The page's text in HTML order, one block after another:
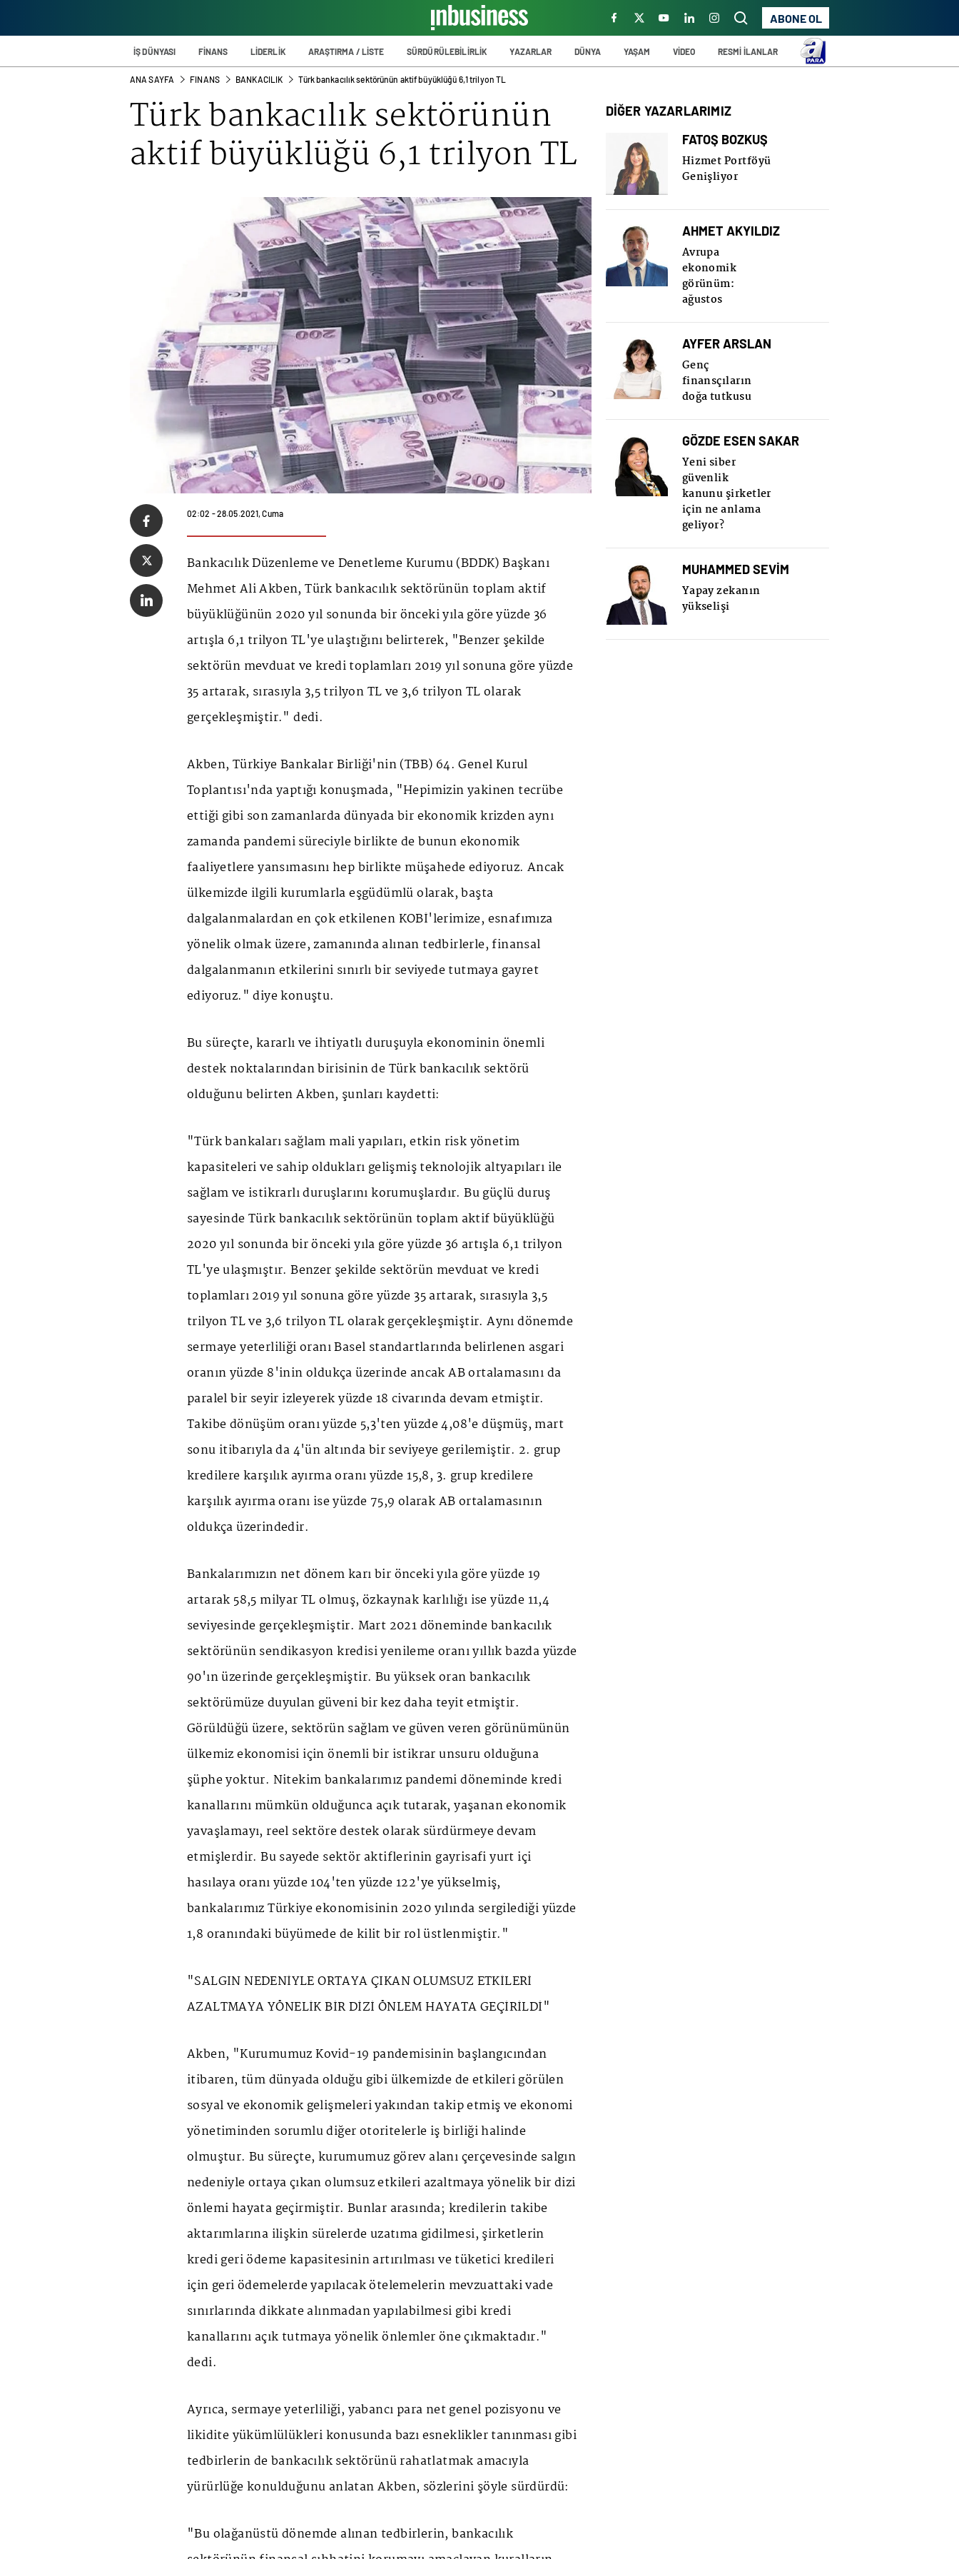
ABONE OL
İŞ DÜNYASI FİNANS LİDERLİK ARAŞTIRMA / LİSTE SÜRDÜRÜLEBİLİRLİK YAZARLAR DÜNYA YAŞAM VİDEO RESMİ İLANLAR
ANA SAYFA FINANS BANKACILIK Türk bankacılık sektörünün aktif büyüklüğü 6,1 trilyon TL
Türk bankacılık sektörünün
aktif büyüklüğü 6,1 trilyon TL
02:02 - 28.05.2021, Cuma
Bankacılık Düzenleme ve Denetleme Kurumu (BDDK) Başkanı
Mehmet Ali Akben, Türk bankacılık sektörünün toplam aktif
büyüklüğünün 2020 yıl sonunda bir önceki yıla göre yüzde 36
artışla 6,1 trilyon TL'ye ulaştığını belirterek, "Benzer şekilde
sektörün mevduat ve kredi toplamları 2019 yıl sonuna göre yüzde
35 artarak, sırasıyla 3,5 trilyon TL ve 3,6 trilyon TL olarak
gerçekleşmiştir." dedi.
Akben, Türkiye Bankalar Birliği'nin (TBB) 64. Genel Kurul
Toplantısı'nda yaptığı konuşmada, "Hepimizin yakinen tecrübe
ettiği gibi son zamanlarda dünyada bir ekonomik krizden aynı
zamanda pandemi süreciyle birlikte de bunun ekonomik
faaliyetlere yansımasını hep birlikte müşahede ediyoruz. Ancak
ülkemizde ilgili kurumlarla eşgüdümlü olarak, başta
dalgalanmalardan en çok etkilenen KOBİ'lerimize, esnafımıza
yönelik olmak üzere, zamanında alınan tedbirlerle, finansal
dalgalanmanın etkilerini sınırlı bir seviyede tutmaya gayret
ediyoruz." diye konuştu.
Bu süreçte, kararlı ve ihtiyatlı duruşuyla ekonominin önemli
destek noktalarından birisinin de Türk bankacılık sektörü
olduğunu belirten Akben, şunları kaydetti:
"Türk bankaları sağlam mali yapıları, etkin risk yönetim
kapasiteleri ve sahip oldukları gelişmiş teknolojik altyapıları ile
sağlam ve istikrarlı duruşlarını korumuşlardır. Bu güçlü duruş
sayesinde Türk bankacılık sektörünün toplam aktif büyüklüğü
2020 yıl sonunda bir önceki yıla göre yüzde 36 artışla 6,1 trilyon
TL'ye ulaşmıştır. Benzer şekilde sektörün mevduat ve kredi
toplamları 2019 yıl sonuna göre yüzde 35 artarak, sırasıyla 3,5
trilyon TL ve 3,6 trilyon TL olarak gerçekleşmiştir. Aynı dönemde
sermaye yeterliliği oranı Basel standartlarında belirlenen asgari
oranın yüzde 8'inin oldukça üzerinde ancak AB ortalamasını da
paralel bir seyir izleyerek yüzde 18 civarında devam etmiştir.
Takibe dönüşüm oranı yüzde 5,3'ten yüzde 4,08'e düşmüş, mart
sonu itibarıyla da 4'ün altında bir seviyeye gerilemiştir. 2. grup
kredilere karşılık ayırma oranı yüzde 15,8, 3. grup kredilere
karşılık ayırma oranı ise yüzde 75,9 olarak AB ortalamasının
oldukça üzerindedir.
Bankalarımızın net dönem karı bir önceki yıla göre yüzde 19
artarak 58,5 milyar TL olmuş, özkaynak karlılığı ise yüzde 11,4
seviyesinde gerçekleşmiştir. Mart 2021 döneminde bankacılık
sektörünün sendikasyon kredisi yenileme oranı yıllık bazda yüzde
90'ın üzerinde gerçekleşmiştir. Bu yüksek oran bankacılık
sektörümüze duyulan güveni bir kez daha teyit etmiştir.
Görüldüğü üzere, sektörün sağlam ve güven veren görünümünün
ülkemiz ekonomisi için önemli bir istikrar unsuru olduğuna
şüphe yoktur. Nitekim bankalarımız pandemi döneminde kredi
kanallarını mümkün olduğunca açık tutarak, yaşanan ekonomik
yavaşlamayı, reel sektöre destek olarak sürdürmeye devam
etmişlerdir. Bu sayede sektör aktiflerinin gayrisafi yurt içi
hasılaya oranı yüzde 104'ten yüzde 122'ye yükselmiş,
bankalarımız Türkiye ekonomisinin 2020 yılında sergilediği yüzde
1,8 oranındaki büyümede de kilit bir rol üstlenmiştir."
"SALGIN NEDENİYLE ORTAYA ÇIKAN OLUMSUZ ETKİLERİ
AZALTMAYA YÖNELİK BİR DİZİ ÖNLEM HAYATA GEÇİRİLDİ"
Akben, "Kurumumuz Kovid-19 pandemisinin başlangıcından
itibaren, tüm dünyada olduğu gibi ülkemizde de etkileri görülen
sosyal ve ekonomik gelişmeleri yakından takip etmiş ve ekonomi
yönetiminden sorumlu diğer otoritelerle iş birliği halinde
olmuştur. Bu süreçte, kurumumuz görev alanı çerçevesinde salgın
nedeniyle ortaya çıkan olumsuz etkileri azaltmaya yönelik bir dizi
önlemi hayata geçirmiştir. Bunlar arasında; kredilerin takibe
aktarımlarına ilişkin sürelerde uzatıma gidilmesi, şirketlerin
kredi geri ödeme kapasitesinin artırılması ve tüketici kredileri
için geri ödemelerde yapılacak ötelemelerin mevzuattaki vade
sınırlarında dikkate alınmadan yapılabilmesi gibi kredi
kanallarını açık tutmaya yönelik önlemler öne çıkmaktadır."
dedi.
Ayrıca, sermaye yeterliliği, yabancı para net genel pozisyonu ve
likidite yükümlülükleri konusunda bazı esneklikler tanınması gibi
tedbirlerin de bankacılık sektörünü rahatlatmak amacıyla
yürürlüğe konulduğunu anlatan Akben, sözlerini şöyle sürdürdü:
"Bu olağanüstü dönemde alınan tedbirlerin, bankacılık
DİĞER YAZARLARIMIZ
FATOŞ BOZKUŞ
Hizmet Portföyü
Genişliyor
AHMET AKYILDIZ
Avrupa
ekonomik
görünüm:
ağustos
AYFER ARSLAN
Genç
finansçıların
doğa tutkusu
GÖZDE ESEN SAKAR
Yeni siber
güvenlik
kanunu şirketler
için ne anlama
geliyor?
MUHAMMED SEVİM
Yapay zekanın
yükselişi